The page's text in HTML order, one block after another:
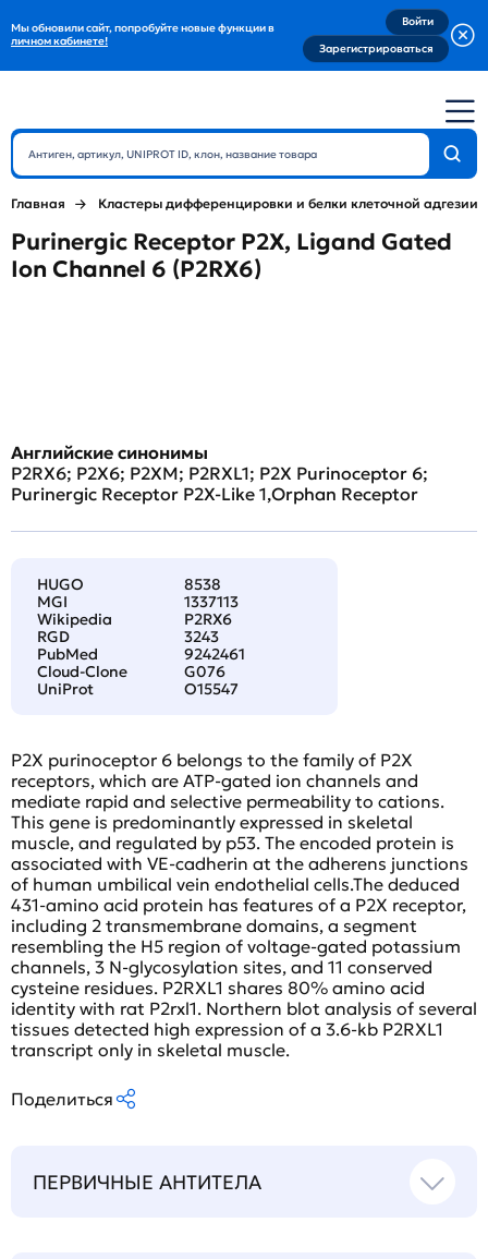
Мы обновили сайт, попробуйте новые функции в
личном кабинете!
Войти
Зарегистрироваться
Главная Кластеры дифференцировки и белки клеточной адгезии
Purinergic Receptor P2X, Ligand Gated
Ion Channel 6 (P2RX6)
Английские синонимы
P2RX6; P2X6; P2XM; P2RXL1; P2X Purinoceptor 6;
Purinergic Receptor P2X-Like 1,Orphan Receptor
HUGO
8538
MGI
1337113
Wikipedia
P2RX6
RGD
3243
PubMed
9242461
Cloud-Clone
G076
UniProt
O15547
P2X purinoceptor 6 belongs to the family of P2X
receptors, which are ATP-gated ion channels and
mediate rapid and selective permeability to cations.
This gene is predominantly expressed in skeletal
muscle, and regulated by p53. The encoded protein is
associated with VE-cadherin at the adherens junctions
of human umbilical vein endothelial cells.The deduced
431-amino acid protein has features of a P2X receptor,
including 2 transmembrane domains, a segment
resembling the H5 region of voltage-gated potassium
channels, 3 N-glycosylation sites, and 11 conserved
cysteine residues. P2RXL1 shares 80% amino acid
identity with rat P2rxl1. Northern blot analysis of several
tissues detected high expression of a 3.6-kb P2RXL1
transcript only in skeletal muscle.
Поделиться
ПЕРВИЧНЫЕ АНТИТЕЛА